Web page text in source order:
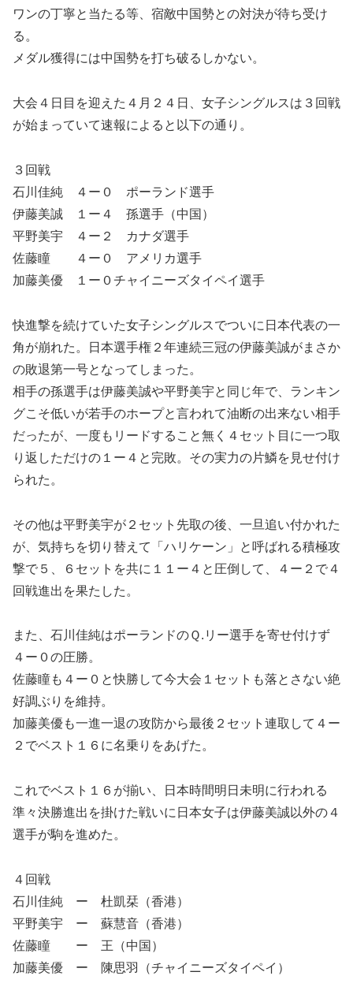
ワンの丁寧と当たる等、宿敵中国勢との対決が待ち受け
る。
メダル獲得には中国勢を打ち破るしかない。
大会４日目を迎えた４月２４日、女子シングルスは３回戦
が始まっていて速報によると以下の通り。
３回戦
石川佳純 ４ー０ ポーランド選手
伊藤美誠 １ー４ 孫選手（中国）
平野美宇 ４ー２ カナダ選手
佐藤瞳 ４ー０ アメリカ選手
加藤美優 １ー０チャイニーズタイペイ選手
快進撃を続けていた女子シングルスでついに日本代表の一
角が崩れた。日本選手権２年連続三冠の伊藤美誠がまさか
の敗退第一号となってしまった。
相手の孫選手は伊藤美誠や平野美宇と同じ年で、ランキン
グこそ低いが若手のホープと言われて油断の出来ない相手
だったが、一度もリードすること無く４セット目に一つ取
り返しただけの１ー４と完敗。その実力の片鱗を見せ付け
られた。
その他は平野美宇が２セット先取の後、一旦追い付かれた
が、気持ちを切り替えて「ハリケーン」と呼ばれる積極攻
撃で５、６セットを共に１１ー４と圧倒して、４ー２で４
回戦進出を果たした。
また、石川佳純はポーランドのＱ.リー選手を寄せ付けず
４ー０の圧勝。
佐藤瞳も４ー０と快勝して今大会１セットも落とさない絶
好調ぶりを維持。
加藤美優も一進一退の攻防から最後２セット連取して４ー
２でベスト１６に名乗りをあげた。
これでベスト１６が揃い、日本時間明日未明に行われる
準々決勝進出を掛けた戦いに日本女子は伊藤美誠以外の４
選手が駒を進めた。
４回戦
石川佳純 ー 杜凱栞（香港）
平野美宇 ー 蘇慧音（香港）
佐藤瞳 ー 王（中国）
加藤美優 ー 陳思羽（チャイニーズタイペイ）